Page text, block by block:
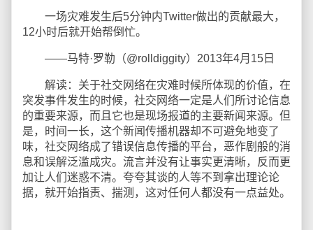
一场灾难发生后5分钟内Twitter做出的贡献最大，
12小时后就开始帮倒忙。
——马特·罗勒（@rolldiggity）2013年4月15日
解读：关于社交网络在灾难时候所体现的价值，在
突发事件发生的时候，社交网络一定是人们所讨论信息
的重要来源，而且它也是现场报道的主要新闻来源。但
是，时间一长，这个新闻传播机器却不可避免地变了
味，社交网络成了错误信息传播的平台，恶作剧般的消
息和误解泛滥成灾。流言并没有让事实更清晰，反而更
加让人们迷惑不清。夸夸其谈的人等不到拿出理论论
据，就开始指责、揣测，这对任何人都没有一点益处。